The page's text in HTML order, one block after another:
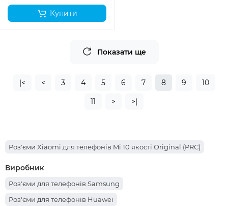
Купити
Показати ще
|< < 3 4 5 6 7 8 9 10
11 > >|
Роз'єми Xiaomi для телефонів Mi 10 якості Original (PRC)
Виробник
Роз'єми для телефонів Samsung
Роз'єми для телефонів Huawei